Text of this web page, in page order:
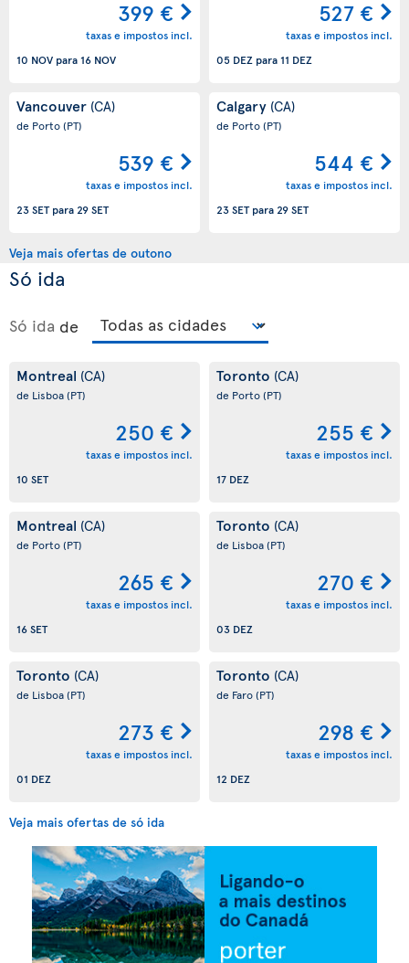
399 €
taxas e impostos incl.
10 NOV para16 NOV
527 €
taxas e impostos incl.
05 DEZ para11 DEZ
Vancouver (CA)
de Porto(PT)
539 €
taxas e impostos incl.
23 SETpara29 SET
Calgary (CA)
de Porto(PT)
544 €
taxas e impostos incl.
23 SETpara29 SET
Veja mais ofertas de outono
Só ida
Só ida de
Montreal (CA)
de Lisboa(PT)
250 €
taxas e impostos incl.
10 SET
Toronto (CA)
de Porto(PT)
255 €
taxas e impostos incl.
17 DEZ
Montreal (CA)
de Porto(PT)
265 €
taxas e impostos incl.
16 SET
Toronto (CA)
de Lisboa(PT)
270 €
taxas e impostos incl.
03 DEZ
Toronto (CA)
de Lisboa(PT)
273 €
taxas e impostos incl.
01 DEZ
Toronto (CA)
de Faro(PT)
298 €
taxas e impostos incl.
12 DEZ
Veja mais ofertas de só ida